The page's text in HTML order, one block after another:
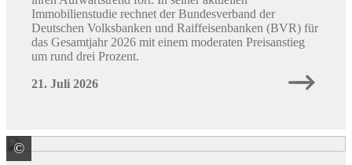
Immobilienstudie rechnet der Bundesverband der
Deutschen Volksbanken und Raiffeisenbanken (BVR) für
das Gesamtjahr 2026 mit einem moderaten Preisanstieg
um rund drei Prozent.
21. Juli 2026
© Quelle: Colourbox/ID: #66002267 / Peopleimages.com